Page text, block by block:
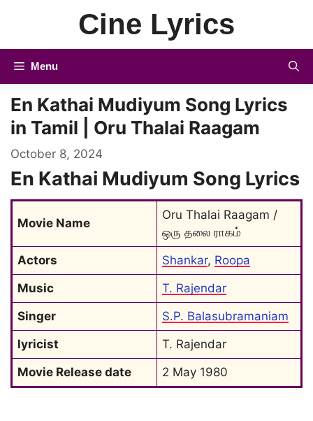
Cine Lyrics
Menu
En Kathai Mudiyum Song Lyrics
in Tamil | Oru Thalai Raagam
October 8, 2024
En Kathai Mudiyum Song Lyrics
Movie Name
Oru Thalai Raagam /
ஒரு தலை ராகம்
Actors
Shankar, Roopa
Music
T. Rajendar
Singer
S.P. Balasubramaniam
lyricist
T. Rajendar
Movie Release date
2 May 1980